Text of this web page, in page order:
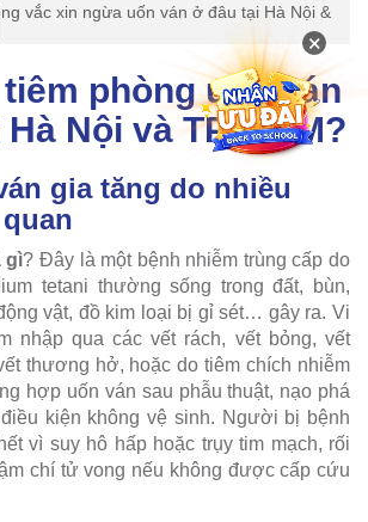
vắc xin ngừa uốn ván ở đâu tại Hà Nội &
phòng uốn ván
Nội và TP. HCM?
gia tăng do nhiều
gì? Đây là một bệnh nhiễm trùng cấp do
tetani thường sống trong đất, bùn,
vật, đồ kim loại bị gỉ sét… gây ra. Vi
nhập qua các vết rách, vết bỏng, vết
thương hở, hoặc do tiêm chích nhiễm
hợp uốn ván sau phẫu thuật, nạo phá
kiện không vệ sinh. Người bị bệnh
vì suy hô hấp hoặc trụy tim mạch, rối
chí tử vong nếu không được cấp cứu
×